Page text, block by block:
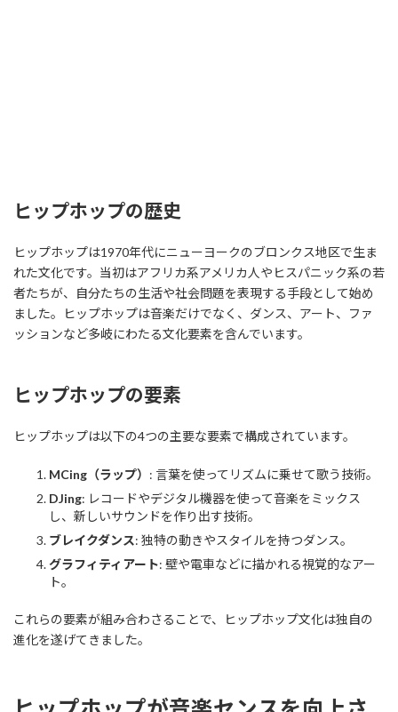
ヒップホップの歴史
ヒップホップは1970年代にニューヨークのブロンクス地区で生ま
れた文化です。当初はアフリカ系アメリカ人やヒスパニック系の若
者たちが、自分たちの生活や社会問題を表現する手段として始め
ました。ヒップホップは音楽だけでなく、ダンス、アート、ファ
ッションなど多岐にわたる文化要素を含んでいます。
ヒップホップの要素
ヒップホップは以下の4つの主要な要素で構成されています。
MCing（ラップ） : 言葉を使ってリズムに乗せて歌う技術。
DJing: レコードやデジタル機器を使って音楽をミックス
し、新しいサウンドを作り出す技術。
ブレイクダンス: 独特の動きやスタイルを持つダンス。
グラフィティアート: 壁や電車などに描かれる視覚的なアー
ト。
これらの要素が組み合わさることで、ヒップホップ文化は独自の
進化を遂げてきました。